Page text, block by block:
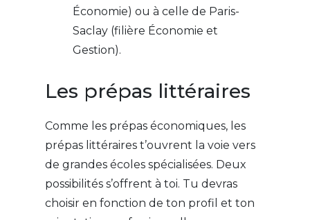
Économie) ou à celle de Paris-
Saclay (filière Économie et
Gestion).
Les prépas littéraires
Comme les prépas économiques, les
prépas littéraires t’ouvrent la voie vers
de grandes écoles spécialisées. Deux
possibilités s’offrent à toi. Tu devras
choisir en fonction de ton profil et ton